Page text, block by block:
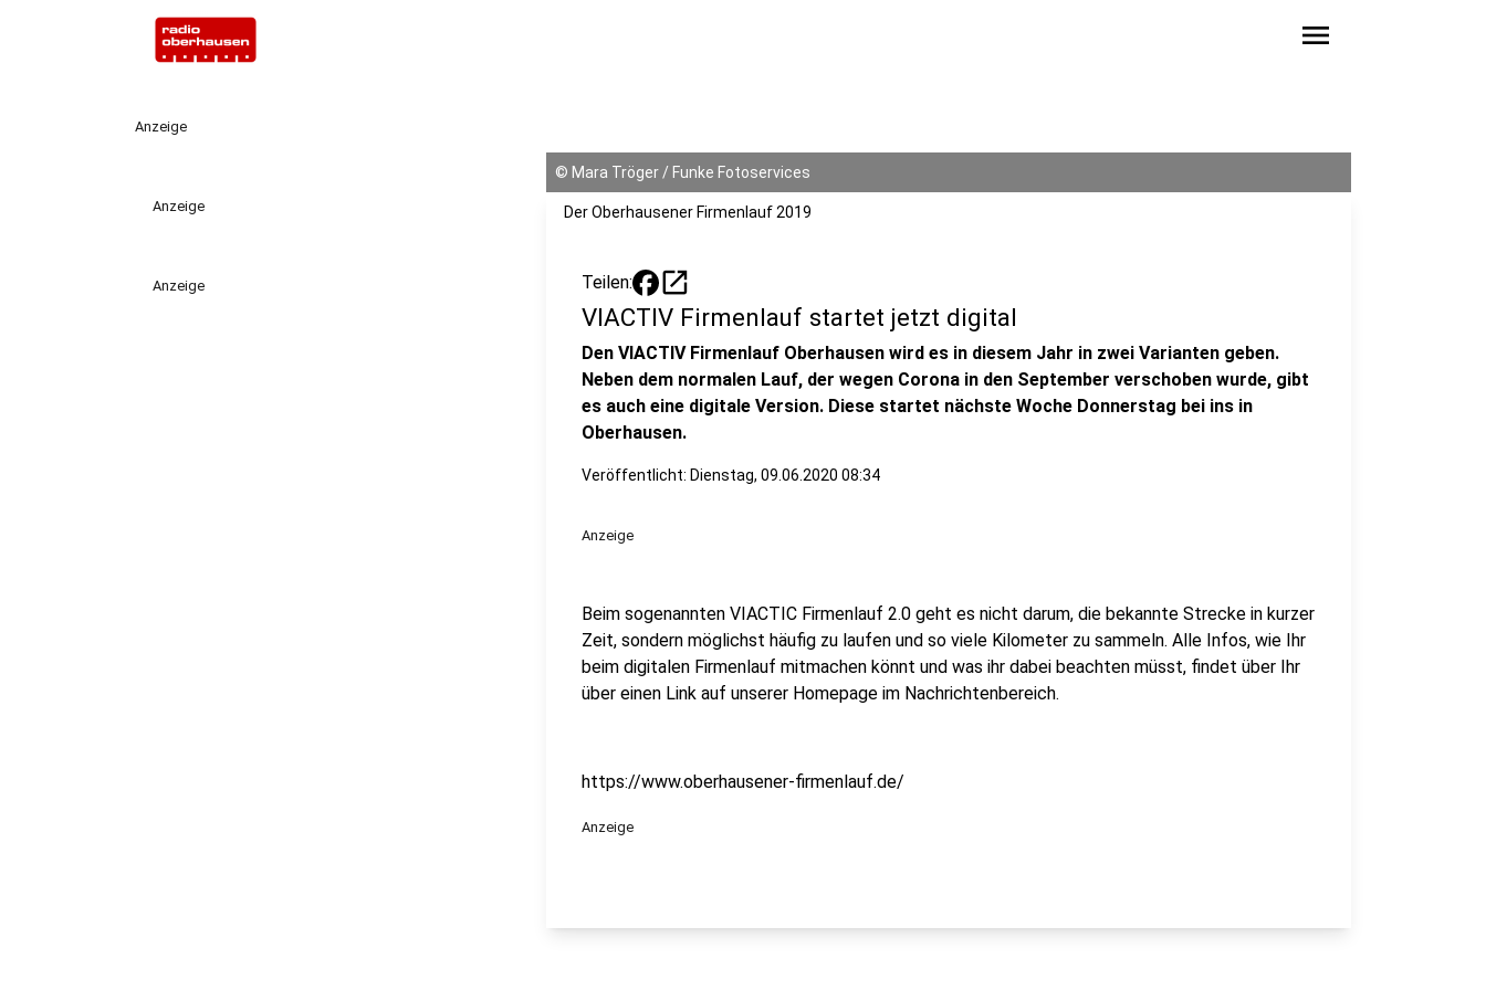
menu
Anzeige
Anzeige
Anzeige
© Mara Tröger / Funke Fotoservices
Der Oberhausener Firmenlauf 2019
Teilen: open_in_new
VIACTIV Firmenlauf startet jetzt digital
Den VIACTIV Firmenlauf Oberhausen wird es in diesem Jahr in zwei Varianten geben.
Neben dem normalen Lauf, der wegen Corona in den September verschoben wurde, gibt
es auch eine digitale Version. Diese startet nächste Woche Donnerstag bei ins in
Oberhausen.
Veröffentlicht: Dienstag, 09.06.2020 08:34
Anzeige
Beim sogenannten VIACTIC Firmenlauf 2.0 geht es nicht darum, die bekannte Strecke in kurzer
Zeit, sondern möglichst häufig zu laufen und so viele Kilometer zu sammeln. Alle Infos, wie Ihr
beim digitalen Firmenlauf mitmachen könnt und was ihr dabei beachten müsst, findet über Ihr
über einen Link auf unserer Homepage im Nachrichtenbereich.
https://www.oberhausener-firmenlauf.de/
Anzeige